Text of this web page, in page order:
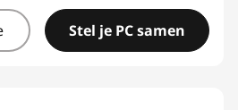
Stel je PC samen